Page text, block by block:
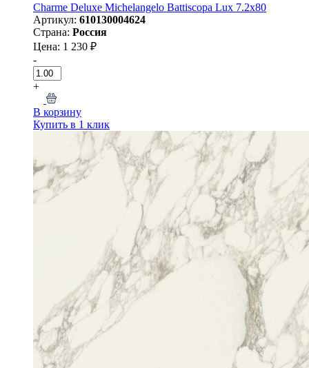
Charme Deluxe Michelangelo Battiscopa Lux 7.2x80
Артикул: 610130004624
Страна: Россия
Цена: 1 230 ₽
-
+
В корзину
Купить в 1 клик